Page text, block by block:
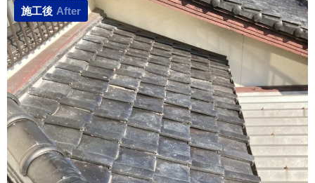
施工後 After